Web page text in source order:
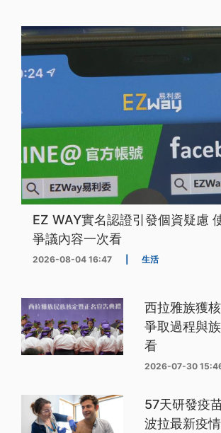
EZ WAY實名認證引發個資疑慮
爭議內容一次看
2026-08-04 16:47 生活
西拉雅族獲
爭取過程與
看
2026-07-30
57天研發疫
波拉最新疫